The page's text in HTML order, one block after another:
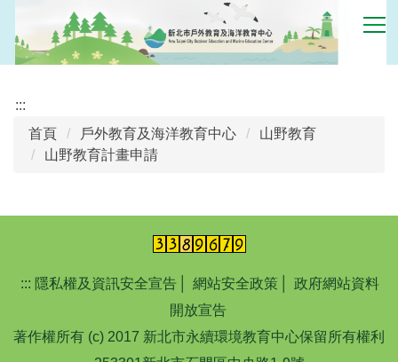
到
主
內
:::
首頁
戶外教育及海洋教育中心
山野教育
山野教育計畫申請
::: 隱私權及資訊安全宣告 網站安全政策
政府網站資料
開放宣告
著作權所有 (c) 2017 新北市永續環境教育中心保留所有權利